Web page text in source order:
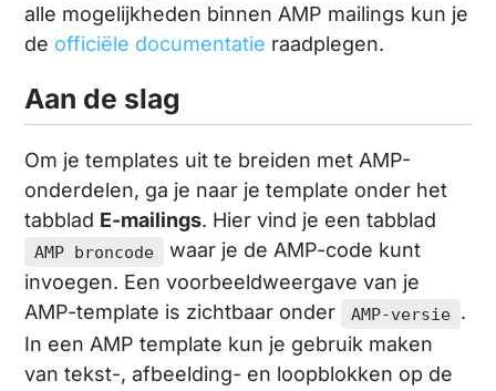
alle mogelijkheden binnen AMP mailings kun je
de officiële documentatie raadplegen.
Aan de slag
Om je templates uit te breiden met AMP-
onderdelen, ga je naar je template onder het
tabblad E-mailings. Hier vind je een tabblad
AMP broncode
waar je de AMP-code kunt
invoegen. Een voorbeeldweergave van je
AMP-template is zichtbaar onder
AMP-versie .
In een AMP template kun je gebruik maken
van tekst-, afbeelding- en loopblokken op de